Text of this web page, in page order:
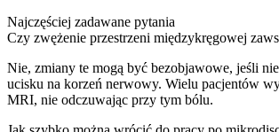
Najczęściej zadawane pytania
Czy zwężenie przestrzeni międzykręgowej
Nie, zmiany te mogą być bezobjawowe, jeśli
ucisku na korzeń nerwowy. Wielu pacjentów
MRI, nie odczuwając przy tym bólu.